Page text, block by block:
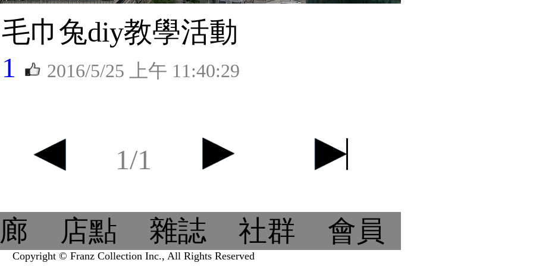
毛巾兔diy教學活動
1
2016/5/25 上午 11:40:29
1/1
店點 雜誌 社群 會員
Copyright © Franz Collection Inc., All Rights Reserved